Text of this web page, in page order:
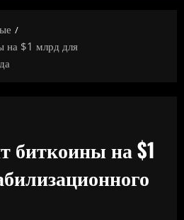
на $1 млрд для
биткоины на $1